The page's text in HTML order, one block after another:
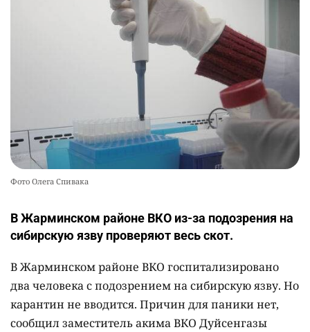
Фото Олега Спивака
В Жарминском районе ВКО из-за подозрения на
сибирскую язву проверяют весь скот.
В Жарминском районе ВКО госпитализировано
два человека с подозрением на сибирскую язву. Но
карантин не вводится. Причин для паники нет,
сообщил заместитель акима ВКО Дуйсенгазы